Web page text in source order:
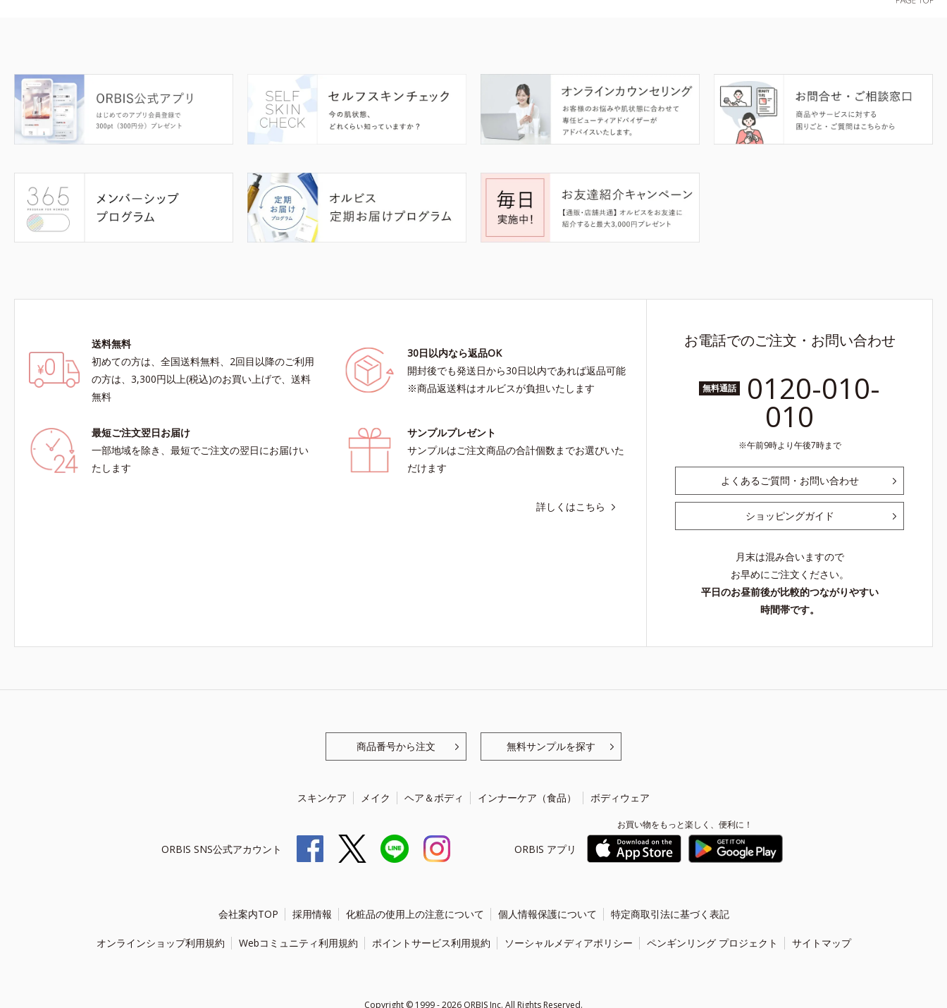
送料無料
初めての方は、全国送料無料、2回目以降のご利用
の方は、3,300円以上(税込)のお買い上げで、送料
無料
30日以内なら返品OK
開封後でも発送日から30日以内であれば返品可能
※商品返送料はオルビスが負担いたします
最短ご注文翌日お届け
一部地域を除き、最短でご注文の翌日にお届けい
たします
サンプルプレゼント
サンプルはご注文商品の合計個数までお選びいた
だけます
詳しくはこちら
お電話でのご注文・お問い合わせ
無料通話 0120-010-
010
午前9時より午後7時まで
よくあるご質問・お問い合わせ
ショッピングガイド
月末は混み合いますので
お早めにご注文ください。
平日のお昼前後が比較的つながりやすい
時間帯です。
商品番号から注文 無料サンプルを探す
スキンケア メイク ヘア＆ボディ インナーケア（食品） ボディウェア
ORBIS SNS公式アカウント ORBIS アプリ
お買い物をもっと楽しく、便利に！
会社案内TOP 採用情報 化粧品の使用上の注意について 個人情報保護について 特定商取引法に基づく表記
オンラインショップ利用規約 Webコミュニティ利用規約 ポイントサービス利用規約 ソーシャルメディアポリシー ペンギンリング プロジェクト サイトマップ
Copyright © 1999 - 2026 ORBIS Inc. All Rights Reserved.